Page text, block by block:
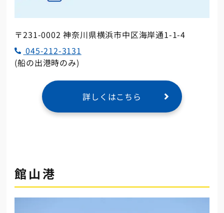
〒231-0002 神奈川県横浜市中区海岸通1-1-4
045-212-3131
(船の出港時のみ)
詳しくはこちら
館山港